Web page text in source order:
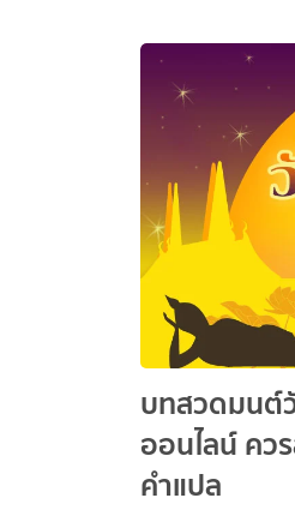
บทสวดมนต์
ออนไลน์ คว
คำแปล